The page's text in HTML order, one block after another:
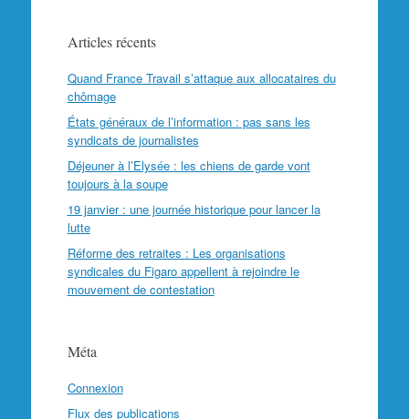
Articles récents
Quand France Travail s’attaque aux allocataires du
chômage
États généraux de l’information : pas sans les
syndicats de journalistes
Déjeuner à l’Elysée : les chiens de garde vont
toujours à la soupe
19 janvier : une journée historique pour lancer la
lutte
Réforme des retraites : Les organisations
syndicales du Figaro appellent à rejoindre le
mouvement de contestation
Méta
Connexion
Flux des publications